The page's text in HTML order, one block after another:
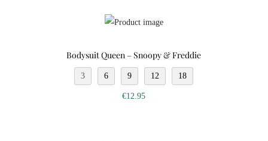
Bodysuit Queen – Snoopy & Freddie
3 6 9 12 18
€12.95